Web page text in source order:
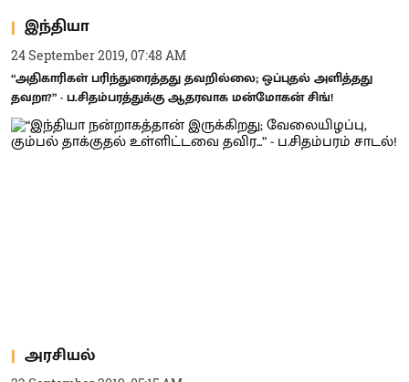
இந்தியா
24 September 2019, 07:48 AM
“அதிகாரிகள் பரிந்துரைத்தது தவறில்லை; ஒப்புதல் அளித்தது
தவறா?” - ப.சிதம்பரத்துக்கு ஆதரவாக மன்மோகன் சிங்!
அரசியல்